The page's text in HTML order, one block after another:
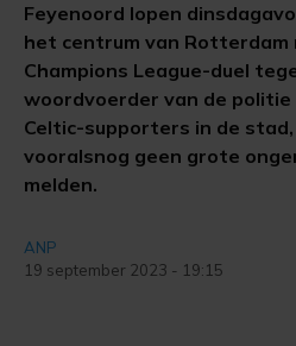
Feyenoord lopen
het centrum van Rotterdam
Champions League-duel
woordvoerder van de
Celtic-supporters in de
vooralsnog geen grote
melden.
ANP
19 september 2023 - 19:15